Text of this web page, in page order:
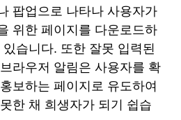
팝업으로 나타나 사용자가
위한 페이지를 다운로드하
습니다. 또한 잘못 입력된
라우저 알림은 사용자를 확
보하는 페이지로 유도하여
한 채 희생자가 되기 쉽습